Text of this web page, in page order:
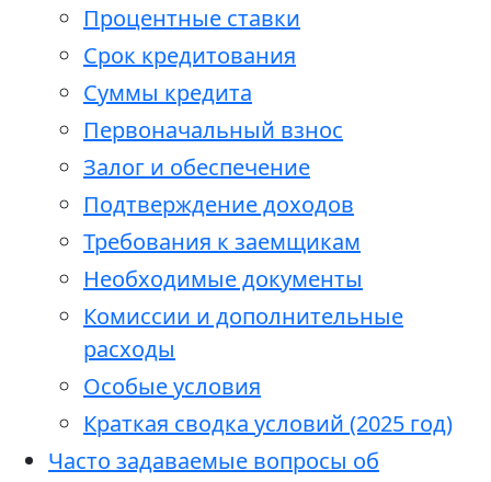
Процентные ставки
Срок кредитования
Суммы кредита
Первоначальный взнос
Залог и обеспечение
Подтверждение доходов
Требования к заемщикам
Необходимые документы
Комиссии и дополнительные
расходы
Особые условия
Краткая сводка условий (2025 год)
Часто задаваемые вопросы об